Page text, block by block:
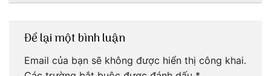
Để lại một bình luận
Email của bạn sẽ không được hiển thị công khai.